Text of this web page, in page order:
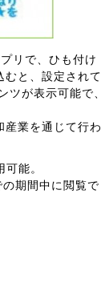
リで、ひも付け
むと、設定されて
が表示可能で、
業を通じて行わ
能。
期間中に閲覧で